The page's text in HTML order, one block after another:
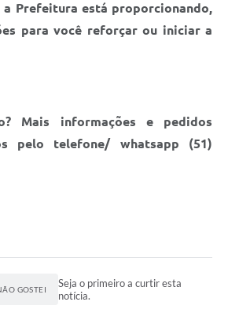
Prefeitura está proporcionando,
para você reforçar ou iniciar a
Mais informações e pedidos
pelo telefone/ whatsapp (51)
GOSTEI
Seja o primeiro a curtir esta
notícia.